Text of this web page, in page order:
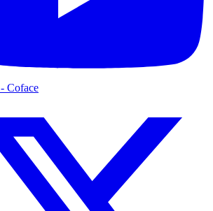
- Coface